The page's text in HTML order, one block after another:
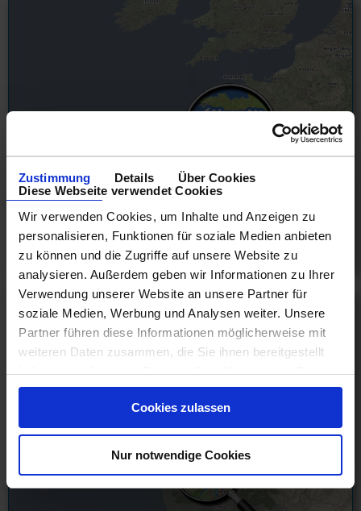
Zustimmung Details
Über Cookies
Diese Webseite verwendet Cookies
Wir verwenden Cookies, um Inhalte und Anzeigen zu
personalisieren, Funktionen für soziale Medien anbieten
zu können und die Zugriffe auf unsere Website zu
analysieren. Außerdem geben wir Informationen zu Ihrer
Verwendung unserer Website an unsere Partner für
soziale Medien, Werbung und Analysen weiter. Unsere
Partner führen diese Informationen möglicherweise mit
weiteren Daten zusammen, die Sie ihnen bereitgestellt
haben oder die sie im Rahmen Ihrer Nutzung der Dienste
gesammelt haben.
Cookies zulassen
Nur notwendige Cookies
Westeuropa